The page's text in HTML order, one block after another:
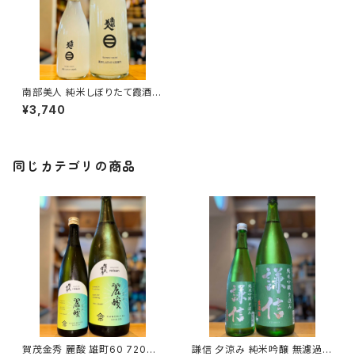
南部美人 純米しぼりたて霞酒生
1800ml１本（株式会社南部美
人・岩手県二戸市福岡字上町）
¥3,740
同じカテゴリの商品
賀茂金秀 麗酸 雄町60 720ml
謙信 夕涼み 純米吟醸 無濾過生